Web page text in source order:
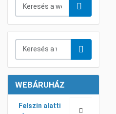
WEBÁRUHÁZ
Felszín alatti